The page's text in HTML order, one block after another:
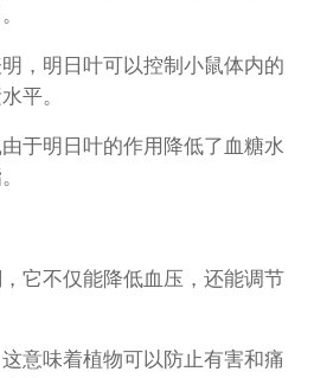
，明日叶可以控制小鼠体内的
平。
于明日叶的作用降低了血糖水
它不仅能降低血压，还能调节
意味着植物可以防止有害和痛